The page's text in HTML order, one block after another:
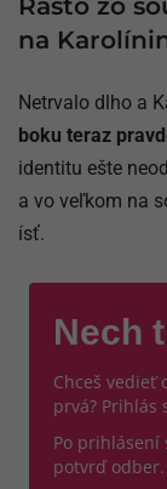
na
Netrvalo dlho a
boku teraz
identitu ešte
a vo veľkom na
ísť.
Nech
Chceš vedieť
prvá? Prihlás
Po
potvrď odber.